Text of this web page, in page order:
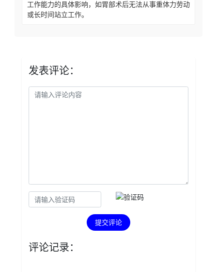
工作能力的具体影响，如胃部术后无法从事重体力劳动
或长时间站立工作。
发表评论：
提交评论
评论记录：